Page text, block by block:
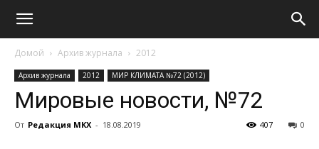
Домой Архив журнала 2012
Архив журнала 2012 МИР КЛИМАТА №72 (2012)
Мировые новости, №72
От Редакция МКХ - 18.08.2019 0
407